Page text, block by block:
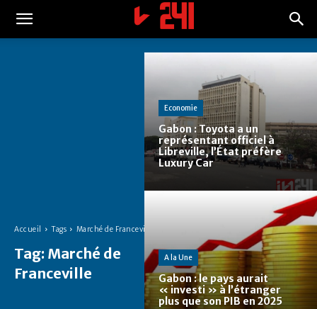
Accueil Tags Marché de Franceville
Tag: Marché de
Franceville
Economie
Gabon : Toyota a un
représentant officiel à
Libreville, l’État préfère
Luxury Car
A la Une
Gabon : le pays aurait
« investi » à l’étranger
plus que son PIB en 2025